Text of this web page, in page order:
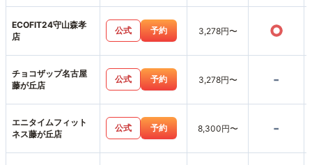
ECOFIT24守山森孝
店
公式 予約 3,278円〜 ○
チョコザップ名古屋
藤が丘店
公式 予約 3,278円〜 -
エニタイムフィット
ネス藤が丘店
公式 予約 8,300円〜 -